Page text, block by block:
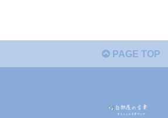
PAGE TOP